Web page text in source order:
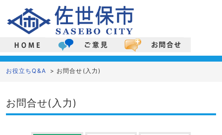
お役立ちQ&A > お問合せ ( 入力)
お問合せ( 入力 )